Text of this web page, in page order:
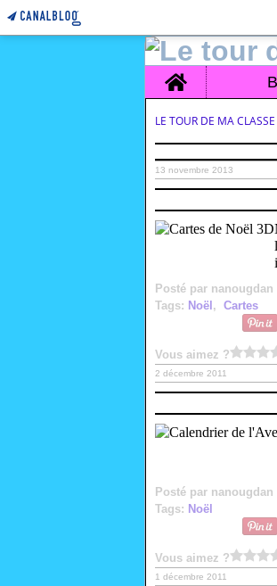
Home
LE TOUR DE MA CLASSE
13 novembre 2013
Posté par nanougdan
Tags: Noël , Cartes
Vous aimez ?
2 décembre 2011
Posté par nanougdan
Tags: Noël
Vous aimez ?
1 décembre 2011